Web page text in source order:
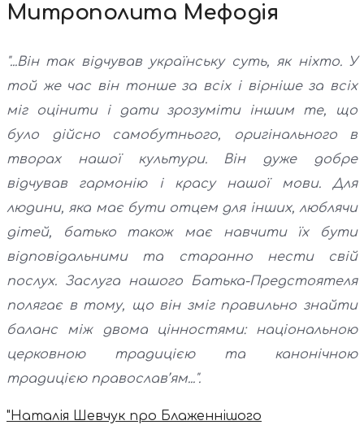
Митрополита Мефодія
"...Він так відчував українську суть, як ніхто. У
той же час він тонше за всіх і вірніше за всіх
міг оцінити і дати зрозуміти іншим те, що
було дійсно самобутнього, оригінального в
творах нашої культури. Він дуже добре
відчував гармонію і красу нашої мови. Для
людини, яка має бути отцем для інших, люблячи
дітей, батько також має навчити їх бути
відповідальними та старанно нести свій
послух. Заслуга нашого Батька-Предстоятеля
полягає в тому, що він зміг правильно знайти
баланс між двома цінностями: національною
церковною традицією та канонічною
традицією православ’ям...".
"Наталія Шевчук про Блаженнішого